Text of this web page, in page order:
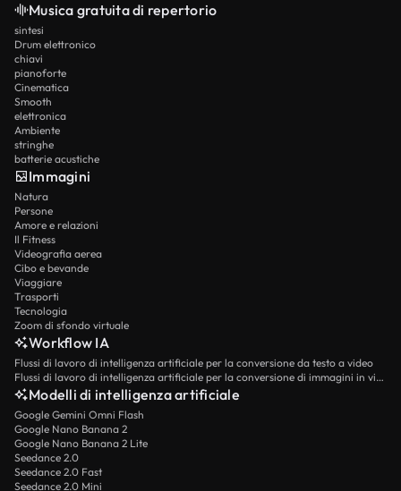
Musica gratuita di repertorio
sintesi
Drum elettronico
chiavi
pianoforte
Cinematica
Smooth
elettronica
Ambiente
stringhe
batterie acustiche
Immagini
Natura
Persone
Amore e relazioni
Il Fitness
Videografia aerea
Cibo e bevande
Viaggiare
Trasporti
Tecnologia
Zoom di sfondo virtuale
Workflow IA
Flussi di lavoro di intelligenza artificiale per la conversione da testo a video
Flussi di lavoro di intelligenza artificiale per la conversione di immagini in video
Modelli di intelligenza artificiale
Google Gemini Omni Flash
Google Nano Banana 2
Google Nano Banana 2 Lite
Seedance 2.0
Seedance 2.0 Fast
Seedance 2.0 Mini